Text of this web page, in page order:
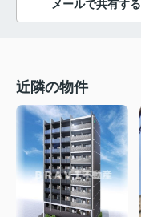
メールで共有する
近隣の物件